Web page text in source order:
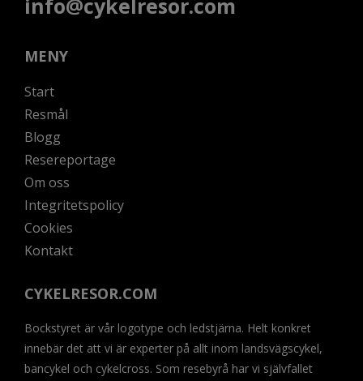
info@cykelresor.com
MENY
Start
Resmål
Blogg
Resereportage
Om oss
Integritetspolicy
Cookies
Kontakt
CYKELRESOR.COM
Bockstyret är vår logotype och ledstjärna. Helt konkret
innebär det att vi är experter på allt inom landsvägscykel,
bancykel och cykelcross. Som resebyrå har vi självfallet